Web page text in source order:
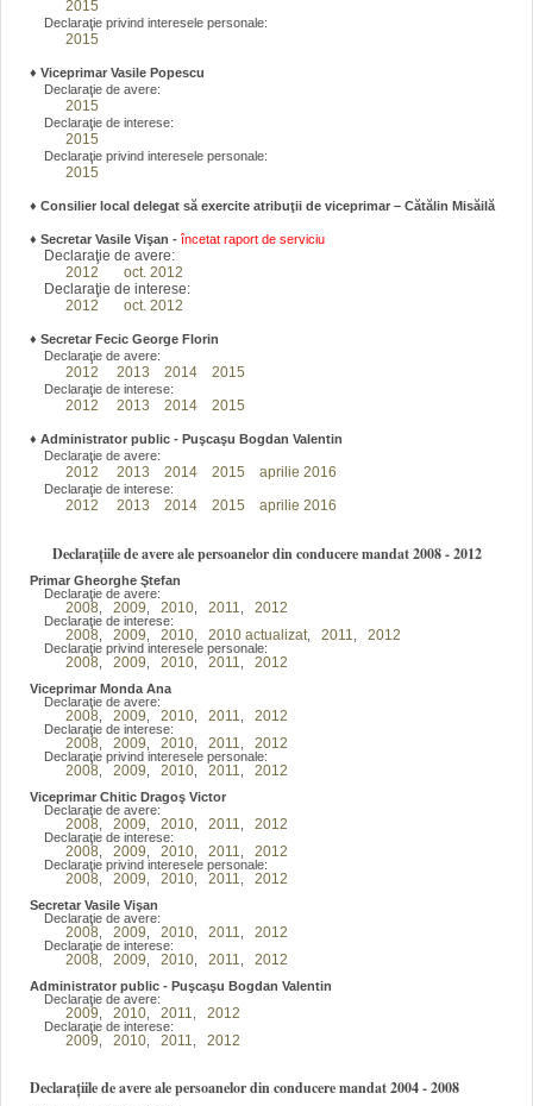
2015
Declaraţie privind interesele personale:
2015
♦ Viceprimar Vasile Popescu
Declaraţie de avere:
2015
Declaraţie de interese:
2015
Declaraţie privind interesele personale:
2015
♦ Consilier local delegat să exercite atribuţii de viceprimar – Cătălin Misăilă
♦ Secretar Vasile Vişan - încetat raport de serviciu
Declaraţie de avere:
2012
oct. 2012
Declaraţie de interese:
2012
oct. 2012
♦ Secretar Fecic George Florin
Declaraţie de avere:
2012 2013 2014 2015
Declaraţie de interese:
2012 2013 2014 2015
♦ Administrator public - Puşcaşu Bogdan Valentin
Declaraţie de avere:
2012 2013 2014 2015 aprilie 2016
Declaraţie de interese:
2012 2013 2014 2015 aprilie 2016
Declarațiile de avere ale persoanelor din conducere mandat 2008 - 2012
Primar Gheorghe Ştefan
Declaraţie de avere:
2008 2009 2010 2011 2012
Declaraţie de interese:
2008 2009 2010 2010 actualizat 2011 2012
Declaraţie privind interesele personale:
2008 2009 2010 2011 2012
Viceprimar Monda Ana
Declaraţie de avere:
2008 2009 2010 2011 2012
Declaraţie de interese:
2008 2009 2010 2011 2012
Declaraţie privind interesele personale:
2008 2009 2010 2011 2012
Viceprimar Chitic Dragoş Victor
Declaraţie de avere:
2008 2009 2010 2011 2012
Declaraţie de interese:
2008 2009 2010 2011 2012
Declaraţie privind interesele personale:
2008 2009 2010 2011 2012
Secretar Vasile Vişan
Declaraţie de avere:
2008 2009 2010 2011 2012
Declaraţie de interese:
2008 2009 2010 2011 2012
Administrator public - Puşcaşu Bogdan Valentin
Declaraţie de avere:
2009 2010 2011 2012
Declaraţie de interese:
2009 2010 2011 2012
Declarațiile de avere ale persoanelor din conducere mandat 2004 - 2008